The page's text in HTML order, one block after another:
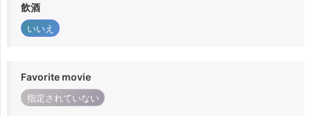
飲酒
いいえ
Favorite movie
指定されていない